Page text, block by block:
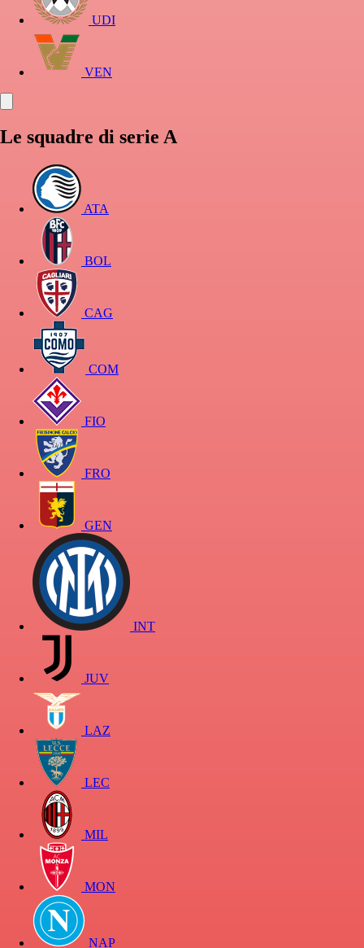
UDI
VEN
Le squadre di serie A
ATA
BOL
CAG
COM
FIO
FRO
GEN
INT
JUV
LAZ
LEC
MIL
MON
NAP